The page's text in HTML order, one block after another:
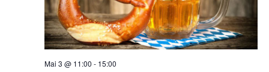
Mai 3 @ 11:00 - 15:00